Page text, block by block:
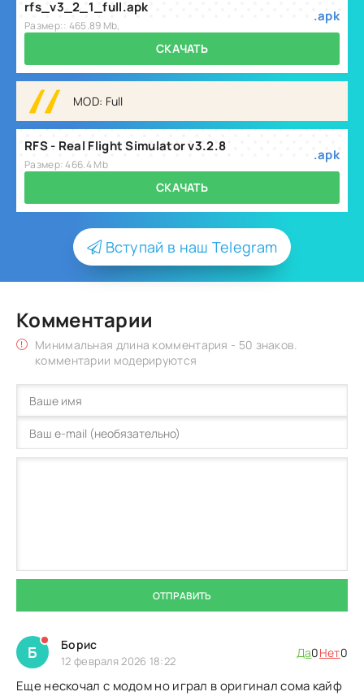
rfs_v3_2_1_full.apk
Размер:: 465.89 Mb,
.apk
СКАЧАТЬ
MOD: Full
RFS - Real Flight Simulator v3.2.8
Размер: 466.4 Mb
.apk
СКАЧАТЬ
Вступай в наш Telegram
Комментарии
Минимальная длина комментария - 50 знаков.
комментарии модерируются
ОТПРАВИТЬ
Б Борис
12 февраля 2026 18:22
Да0Нет0
Еще нескочал с модом но играл в оригинал сома кайф